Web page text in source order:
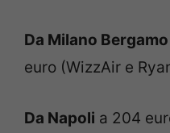
Da Milano
euro (WizzAir e
Da Napoli a 204